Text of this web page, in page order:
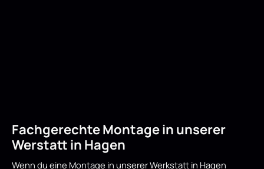
Fachgerechte Montage in unserer
Werstatt in Hagen
Wenn du eine Montage in unserer Werkstatt in Hagen